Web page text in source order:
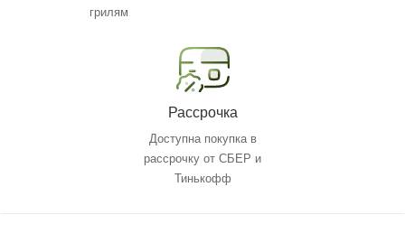
грилям
Рассрочка
Доступна покупка в
рассрочку от СБЕР и
Тинькофф